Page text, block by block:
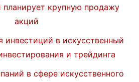
планирует крупную продажу
акций
инвестиций в искусственный
и трейдинга
в сфере искусственного